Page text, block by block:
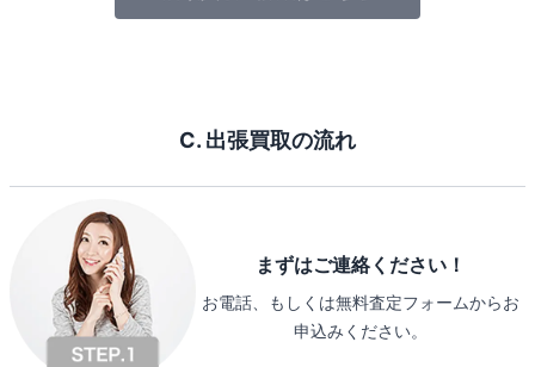
C. 出張買取の流れ
まずはご連絡ください！
お電話、もしくは無料査定フォームからお
申込みください。